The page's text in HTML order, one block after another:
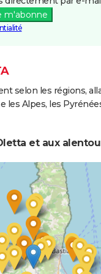
09/1993
m'abonne
selon les régions,
les Alpes, les
et aux